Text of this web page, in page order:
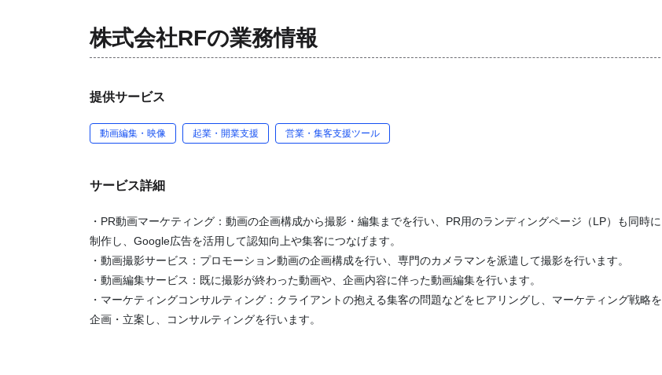
株式会社RFの業務情報
提供サービス
動画編集・映像 起業・開業支援 営業・集客支援ツール
サービス詳細
・PR動画マーケティング：動画の企画構成から撮影・編集までを行い、PR用のランディングページ（LP）も同時に
制作し、Google広告を活用して認知向上や集客につなげます。
・動画撮影サービス：プロモーション動画の企画構成を行い、専門のカメラマンを派遣して撮影を行います。
・動画編集サービス：既に撮影が終わった動画や、企画内容に伴った動画編集を行います。
・マーケティングコンサルティング：クライアントの抱える集客の問題などをヒアリングし、マーケティング戦略を
企画・立案し、コンサルティングを行います。